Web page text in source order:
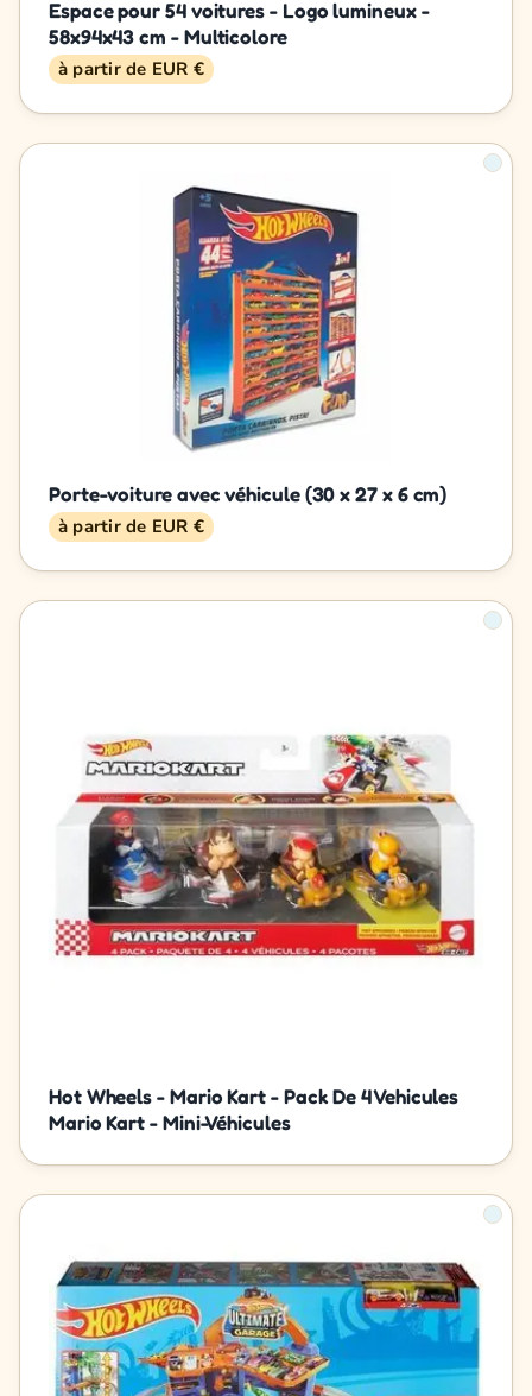
Espace pour 54 voitures - Logo lumineux -
58x94x43 cm - Multicolore
à partir de EUR €
Porte-voiture avec véhicule (30 x 27 x 6 cm)
à partir de EUR €
Hot Wheels - Mario Kart - Pack De 4 Vehicules
Mario Kart - Mini-Véhicules